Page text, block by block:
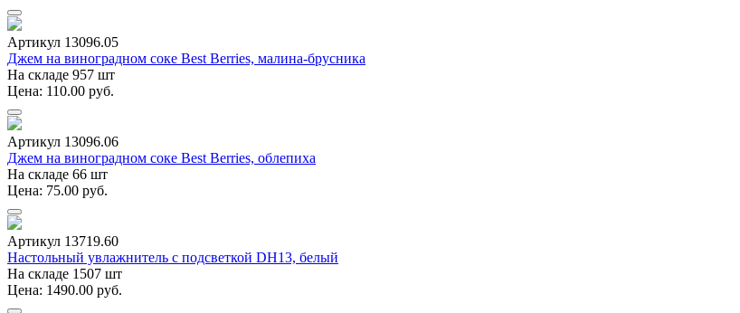
Артикул 13096.05
Джем на виноградном соке Best Berries, малина-брусника
На складе 957 шт
Цена: 110.00 руб.
Артикул 13096.06
Джем на виноградном соке Best Berries, облепиха
На складе 66 шт
Цена: 75.00 руб.
Артикул 13719.60
Настольный увлажнитель с подсветкой DH13, белый
На складе 1507 шт
Цена: 1490.00 руб.